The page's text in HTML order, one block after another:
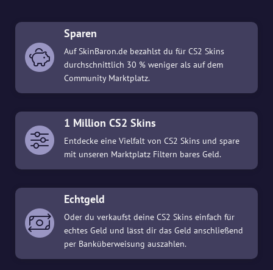
Sparen
Auf SkinBaron.de bezahlst du für CS2 Skins
durchschnittlich 30 % weniger als auf dem
Community Marktplatz.
1 Million CS2 Skins
Entdecke eine Vielfalt von CS2 Skins und spare
mit unseren Marktplatz Filtern bares Geld.
Echtgeld
Oder du verkaufst deine CS2 Skins einfach für
echtes Geld und lässt dir das Geld anschließend
per Banküberweisung auszahlen.